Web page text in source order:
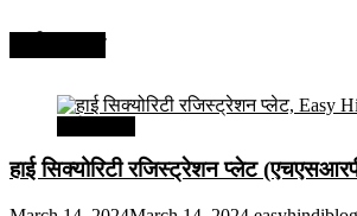
हाई सिक्योरिटी रजिस्ट्रेशन प्लेट